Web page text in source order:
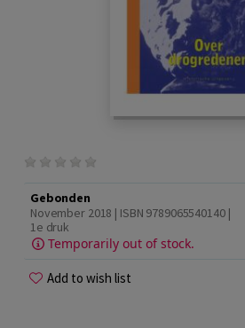
Gebonden
November 2018 | ISBN 9789065540140 |
1e druk
Temporarily out of stock.
Add to wish list